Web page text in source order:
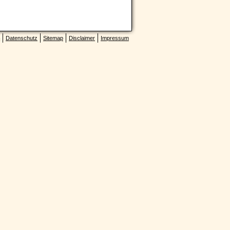
Impressum
Disclaimer
Sitemap
Datenschutz